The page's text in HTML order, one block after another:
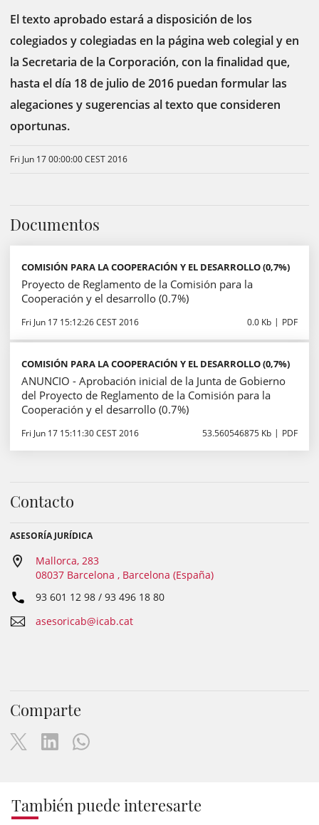
El texto aprobado estará a disposición de los
colegiados y colegiadas en la página web colegial y en
la Secretaria de la Corporación, con la finalidad que,
hasta el día 18 de julio de 2016 puedan formular las
alegaciones y sugerencias al texto que consideren
oportunas.
Fri Jun 17 00:00:00 CEST 2016
Documentos
COMISIÓN PARA LA COOPERACIÓN Y EL DESARROLLO (0,7%)
Proyecto de Reglamento de la Comisión para la
Cooperación y el desarrollo (0.7%)
Fri Jun 17 15:12:26 CEST 2016 0.0 Kb PDF
COMISIÓN PARA LA COOPERACIÓN Y EL DESARROLLO (0,7%)
ANUNCIO - Aprobación inicial de la Junta de Gobierno
del Proyecto de Reglamento de la Comisión para la
Cooperación y el desarrollo (0.7%)
Fri Jun 17 15:11:30 CEST 2016 53.560546875 Kb PDF
Contacto
ASESORÍA JURÍDICA
Mallorca, 283
08037 Barcelona , Barcelona (España)
93 601 12 98 / 93 496 18 80
asesoricab@icab.cat
Comparte
También puede interesarte